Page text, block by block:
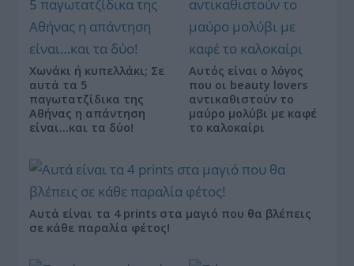
Χωνάκι ή κυπελλάκι; Σε
αυτά τα 5
παγωτατζίδικα της
Αθήνας η απάντηση
είναι…και τα δύο!
Αυτός είναι ο λόγος
που οι beauty lovers
αντικαθιστούν το
μαύρο μολύβι με καφέ
το καλοκαίρι
Αυτά είναι τα 4 prints στα μαγιό που θα βλέπεις
σε κάθε παραλία φέτος!